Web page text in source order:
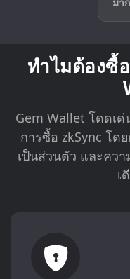
ทำไมต้องซื้
Gem Wallet โดดเ
การซื้อ zkSync โด
เป็นส่วนตัว และคว
เ